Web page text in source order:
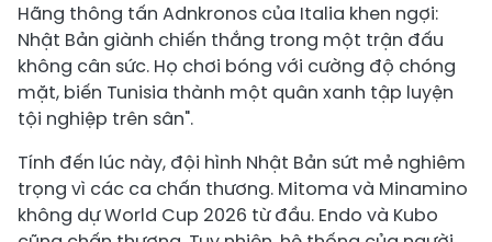
Hãng thông tấn Adnkronos của Italia khen ngợi:
Nhật Bản giành chiến thắng trong một trận đấu
không cân sức. Họ chơi bóng với cường độ chóng
mặt, biến Tunisia thành một quân xanh tập luyện
tội nghiệp trên sân".
Tính đến lúc này, đội hình Nhật Bản sứt mẻ nghiêm
trọng vì các ca chấn thương. Mitoma và Minamino
không dự World Cup 2026 từ đầu. Endo và Kubo